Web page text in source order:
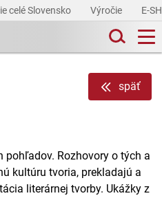
celé Slovensko Výročie E-
späť
pohľadov. Rozhovory o tých a
kultúru tvoria, prekladajú a
literárnej tvorby. Ukážky z